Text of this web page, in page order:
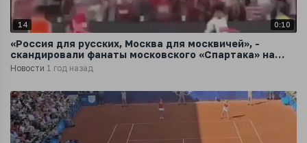
14 0:10
«Россия для русских, Москва для москвичей», -
скандировали фанаты московского «Спартака» на
матче с махачкалинским «Динамо»
Новости 1 год назад